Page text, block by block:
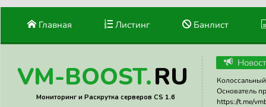
Главная Листинг Банлист
VM-BOOST.RU
Мониторинг и Раскрутка серверов CS 1.6
Основатель
https://t.me/